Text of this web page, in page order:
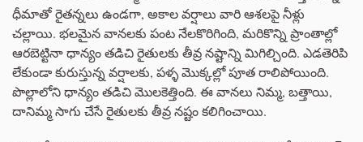
ధీమాతో రైతన్నలు ఉండగా, అకాల వర్షాలు వారి ఆశలపై నీళ్లు
చల్లాయి. భలమైన వానలకు పంట నేలకొరిగింది, మరికొన్ని ప్రాంతాల్లో
ఆరబెట్టినా ధాన్యం తడిచి రైతులకు తీవ్ర నష్టాన్ని మిగిల్చింది. ఎడతెరిపి
లేకుండా కురుస్తున్న వర్షాలకు, పళ్ళ మొక్కల్లో పూత రాలిపోయింది.
పొల్లాలోని ధాన్యం తడిచి మొలకెత్తింది. ఈ వానలు నిమ్మ, బత్తాయి,
దానిమ్మ సాగు చేసే రైతులకు తీవ్ర నష్టం కలిగించాయి.